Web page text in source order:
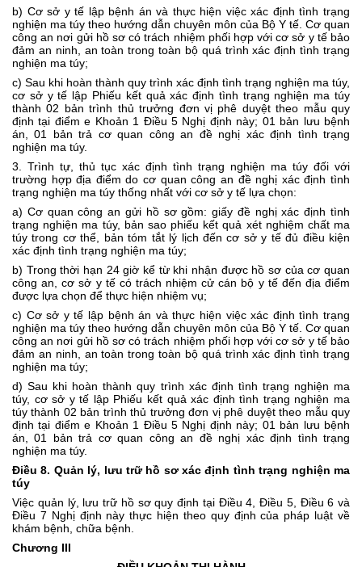
b) Cơ sở y tế lập bệnh án và thực hiện việc xác định tình trạng
nghiện ma túy theo hướng dẫn chuyên môn của Bộ Y tế. Cơ quan
công an nơi gửi hồ sơ có trách nhiệm phối hợp với cơ sở y tế bảo
đảm an ninh, an toàn trong toàn bộ quá trình xác định tình trạng
nghiện ma túy;
c) Sau khi hoàn thành quy trình xác định tình trạng nghiện ma túy,
cơ sở y tế lập Phiếu kết quả xác định tình trạng nghiện ma túy
thành 02 bản trình thủ trưởng đơn vị phê duyệt theo mẫu quy
định tại điểm e Khoản 1 Điều 5 Nghị định này; 01 bản lưu bệnh
án, 01 bản trả cơ quan công an đề nghị xác định tình trạng
nghiện ma túy.
3. Trình tự, thủ tục xác định tình trạng nghiện ma túy đối với
trường hợp địa điểm do cơ quan công an đề nghị xác định tình
trạng nghiện ma túy thống nhất với cơ sở y tế lựa chọn:
a) Cơ quan công an gửi hồ sơ gồm: giấy đề nghị xác định tình
trạng nghiện ma túy, bản sao phiếu kết quả xét nghiệm chất ma
túy trong cơ thể, bản tóm tắt lý lịch đến cơ sở y tế đủ điều kiện
xác định tình trạng nghiện ma túy;
b) Trong thời hạn 24 giờ kể từ khi nhận được hồ sơ của cơ quan
công an, cơ sở y tế có trách nhiệm cử cán bộ y tế đến địa điểm
được lựa chọn để thực hiện nhiệm vụ;
c) Cơ sở y tế lập bệnh án và thực hiện việc xác định tình trạng
nghiện ma túy theo hướng dẫn chuyên môn của Bộ Y tế. Cơ quan
công an nơi gửi hồ sơ có trách nhiệm phối hợp với cơ sở y tế bảo
đảm an ninh, an toàn trong toàn bộ quá trình xác định tình trạng
nghiện ma túy;
d) Sau khi hoàn thành quy trình xác định tình trạng nghiện ma
túy, cơ sở y tế lập Phiếu kết quả xác định tình trạng nghiện ma
túy thành 02 bản trình thủ trưởng đơn vị phê duyệt theo mẫu quy
định tại điểm e Khoản 1 Điều 5 Nghị định này; 01 bản lưu bệnh
án, 01 bản trả cơ quan công an đề nghị xác định tình trạng
nghiện ma túy.
Điều 8. Quản lý, lưu trữ hồ sơ xác định tình trạng nghiện ma
túy
Việc quản lý, lưu trữ hồ sơ quy định tại Điều 4, Điều 5, Điều 6 và
Điều 7 Nghị định này thực hiện theo quy định của pháp luật về
khám bệnh, chữa bệnh.
Chương III